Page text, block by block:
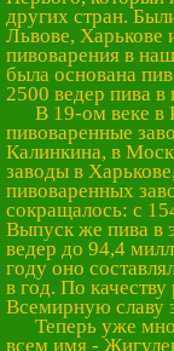
других стран.
Львове, Харькове
пивоварения в
была основана
2500 ведер пива в
В 19-ом веке в
пивоваренные
Калинкина, в
заводы в
пивоваренных
сокращалось: с
Выпуск же пива в
ведер до 94,4
году оно
в год. По
Всемирную славу
Теперь уже
всем имя -